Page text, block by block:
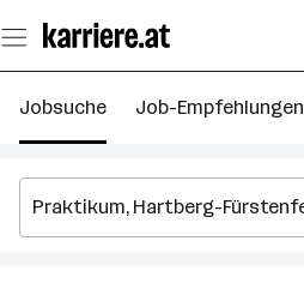
Seiteninhalt
springen
Jobsuche Job-Empfehlungen